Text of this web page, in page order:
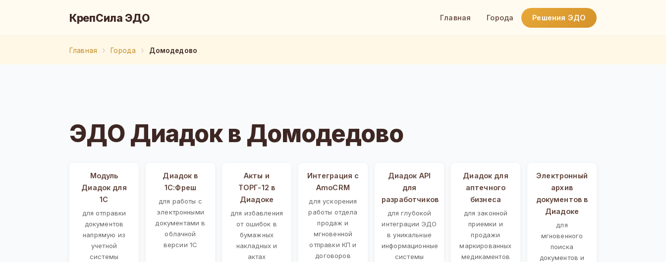
КрепСила ЭДО Главная Города Решения ЭДО
Главная Города Домодедово
ЭДО Диадок в Домодедово
Модуль
Диадок для
1С
для отправки
документов
напрямую из
учетной
системы
Диадок в
1С:Фреш
для работы с
электронными
документами в
облачной
версии 1С
Акты и
ТОРГ-12 в
Диадоке
для избавления
от ошибок в
бумажных
накладных и
актах
Интеграция с
AmoCRM
для ускорения
работы отдела
продаж и
мгновенной
отправки КП и
договоров
Диадок API
для
разработчиков
для глубокой
интеграции ЭДО
в уникальные
информационные
системы
Диадок для
аптечного
бизнеса
для законной
приемки и
продажи
маркированных
медикаментов
Электронный
архив
документов в
Диадоке
для
мгновенного
поиска
документов и